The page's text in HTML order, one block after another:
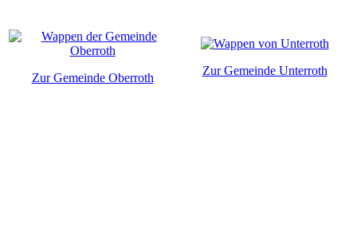
Zur Gemeinde Oberroth
Zur Gemeinde Unterroth